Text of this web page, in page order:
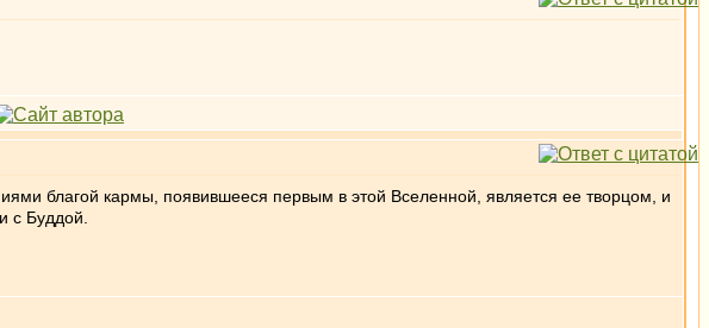
благой кармы, появившееся первым в этой Вселенной, является ее творцом, и
с Буддой.